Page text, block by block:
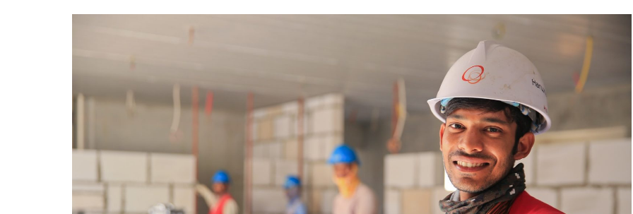
samochodowe.
Wózki widłowe